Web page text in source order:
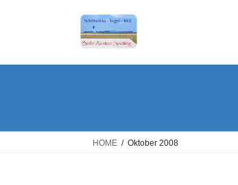
HOME Oktober 2008